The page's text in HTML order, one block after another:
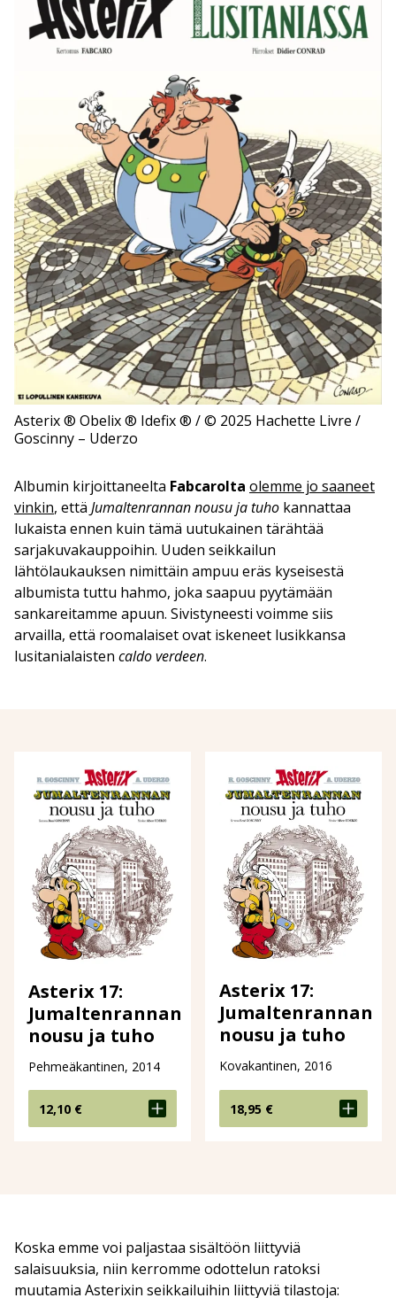
Asterix ® Obelix ® Idefix ® / © 2025 Hachette Livre /
Goscinny – Uderzo
Albumin kirjoittaneelta Fabcarolta olemme jo saaneet
vinkin, että Jumaltenrannan nousu ja tuho kannattaa
lukaista ennen kuin tämä uutukainen tärähtää
sarjakuvakauppoihin. Uuden seikkailun
lähtölaukauksen nimittäin ampuu eräs kyseisestä
albumista tuttu hahmo, joka saapuu pyytämään
sankareitamme apuun. Sivistyneesti voimme siis
arvailla, että roomalaiset ovat iskeneet lusikkansa
lusitanialaisten caldo verdeen.
Asterix 17:
Jumaltenrannan
nousu ja tuho
Pehmeäkantinen, 2014
12,10 €
Asterix 17:
Jumaltenrannan
nousu ja tuho
Kovakantinen, 2016
18,95 €
Koska emme voi paljastaa sisältöön liittyviä
salaisuuksia, niin kerromme odottelun ratoksi
muutamia Asterixin seikkailuihin liittyviä tilastoja: